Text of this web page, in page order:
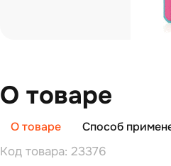
О товаре
О товаре Способ
Код товара: 23376